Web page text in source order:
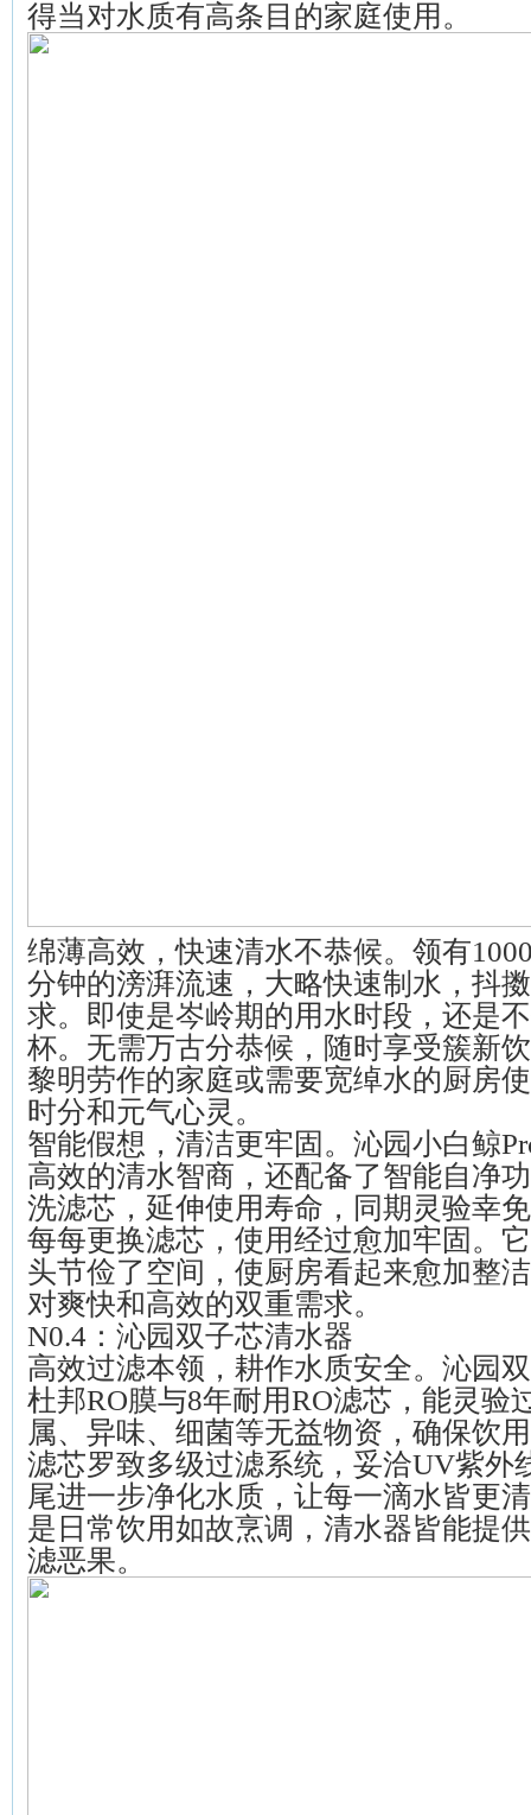
得当对水质有高条目的家庭使用。
绵薄高效，快速清水不恭候。领有
分钟的滂湃流速，大略快速制水，抖
求。即使是岑岭期的用水时段，还是
杯。无需万古分恭候，随时享受簇新
黎明劳作的家庭或需要宽绰水的厨房
时分和元气心灵。
智能假想，清洁更牢固。沁园小白鲸
高效的清水智商，还配备了智能自净
洗滤芯，延伸使用寿命，同期灵验幸
每每更换滤芯，使用经过愈加牢固。
头节俭了空间，使厨房看起来愈加整
对爽快和高效的双重需求。
N0.4：沁园双子芯清水器
高效过滤本领，耕作水质安全。沁园
杜邦RO膜与8年耐用RO滤芯，能灵验
属、异味、细菌等无益物资，确保饮
滤芯罗致多级过滤系统，妥洽UV紫外
尾进一步净化水质，让每一滴水皆更
是日常饮用如故烹调，清水器皆能提
滤恶果。